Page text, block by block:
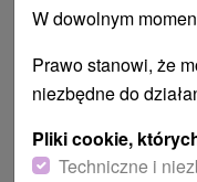
W dowolnym
Prawo stanowi, że
niezbędne do
Pliki cookie,
Techniczne i